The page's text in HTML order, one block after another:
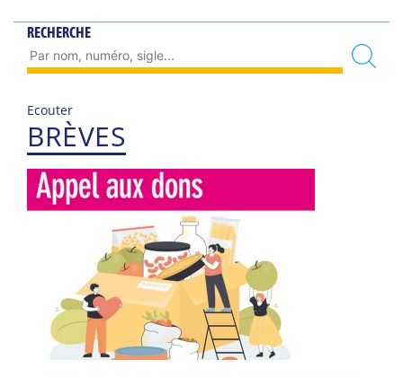
RECHERCHE
Ecouter
BRÈVES